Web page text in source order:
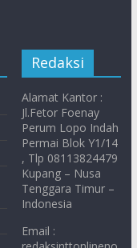
Redaksi
Alamat Kantor :
Jl.Fetor Foenay
Perum Lopo Indah
Permai Blok Y1/14
, Tlp 08113824479
Kupang – Nusa
Tenggara Timur –
Indonesia
Email :